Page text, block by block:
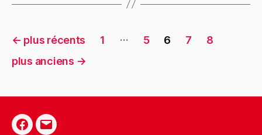
← plus récents 1 … 5 6 7
8
plus anciens →